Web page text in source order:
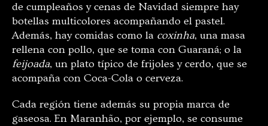
de cumpleaños y cenas de Navidad siempre hay
botellas multicolores acompañando el pastel.
Además, hay comidas como la coxinha, una masa
rellena con pollo, que se toma con Guaraná; o la
feijoada, un plato típico de frijoles y cerdo, que se
acompaña con Coca-Cola o cerveza.
Cada región tiene además su propia marca de
gaseosa. En Maranhão, por ejemplo, se consume